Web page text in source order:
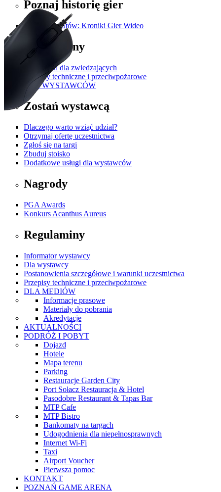
Poznaj historię gier
Twórcy Światów: Kroniki Gier Wideo
Regulaminy
Regulamin dla zwiedzających
Przepisy techniczne i przeciwpożarowe
DLA WYSTAWCÓW
Zostań wystawcą
Dlaczego warto wziąć udział?
Otrzymaj ofertę uczestnictwa
Zgłoś się na targi
Zbuduj stoisko
Dodatkowe usługi dla wystawców
Nagrody
PGA Awards
Konkurs Acanthus Aureus
Regulaminy
Informator wystawcy
Dla wystawcy
Postanowienia szczegółowe i warunki uczestnictwa
Przepisy techniczne i przeciwpożarowe
DLA MEDIÓW
Informacje prasowe
Materiały do pobrania
Akredytacje
AKTUALNOŚCI
PODRÓŻ I POBYT
Dojazd
Hotele
Mapa terenu
Parking
Restauracje Garden City
Port Sołacz Restauracja & Hotel
Pasodobre Restaurant & Tapas Bar
MTP Cafe
MTP Bistro
Bankomaty na targach
Udogodnienia dla niepełnosprawnych
Internet Wi-Fi
Taxi
Airport Voucher
Pierwsza pomoc
KONTAKT
POZNAŃ GAME ARENA